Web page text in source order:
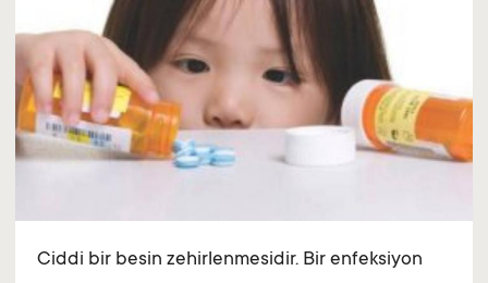
Ciddi bir besin zehirlenmesidir. Bir enfeksiyon